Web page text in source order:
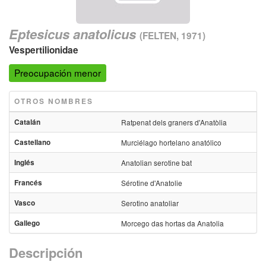
Eptesicus anatolicus (FELTEN, 1971)
Vespertilionidae
Preocupación menor
OTROS NOMBRES
Catalán
Ratpenat dels graners d'Anatòlia
Castellano
Murciélago hortelano anatólico
Inglés
Anatolian serotine bat
Francés
Sérotine d'Anatolie
Vasco
Serotino anatoliar
Gallego
Morcego das hortas da Anatolia
Descripción